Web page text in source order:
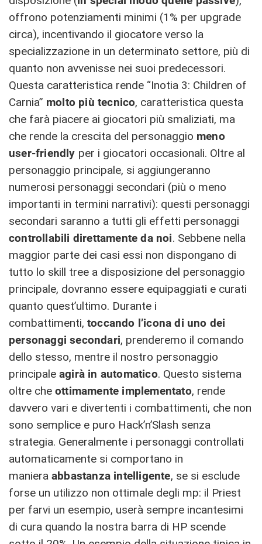
offrono potenziamenti minimi (1% per upgrade
circa), incentivando il giocatore verso la
specializzazione in un determinato settore, più di
quanto non avvenisse nei suoi predecessori.
Questa caratteristica rende “Inotia 3: Children of
Carnia” molto più tecnico, caratteristica questa
che farà piacere ai giocatori più smaliziati, ma
che rende la crescita del personaggio meno
user-friendly per i giocatori occasionali. Oltre al
personaggio principale, si aggiungeranno
numerosi personaggi secondari (più o meno
importanti in termini narrativi): questi personaggi
secondari saranno a tutti gli effetti personaggi
controllabili direttamente da noi. Sebbene nella
maggior parte dei casi essi non dispongano di
tutto lo skill tree a disposizione del personaggio
principale, dovranno essere equipaggiati e curati
quanto quest’ultimo. Durante i
combattimenti, toccando l’icona di uno dei
personaggi secondari, prenderemo il comando
dello stesso, mentre il nostro personaggio
principale agirà in automatico. Questo sistema
oltre che ottimamente implementato, rende
davvero vari e divertenti i combattimenti, che non
sono semplice e puro Hack’n’Slash senza
strategia. Generalmente i personaggi controllati
automaticamente si comportano in
maniera abbastanza intelligente, se si esclude
forse un utilizzo non ottimale degli mp: il Priest
per farvi un esempio, userà sempre incantesimi
di cura quando la nostra barra di HP scende